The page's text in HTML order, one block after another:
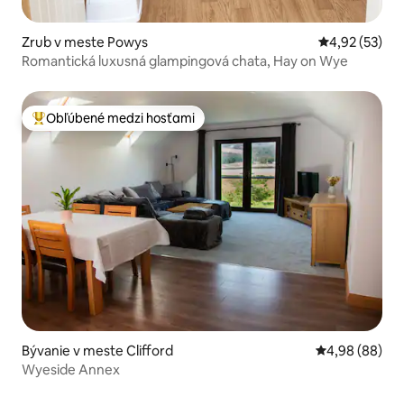
Zrub v meste Powys Priemerné
4,92 (53)
Romantická luxusná glampingová chata, Hay on Wye
Najobľúbenejšie medzi hosťami
Obľúbené medzi hosťami
Bývanie v meste Clifford Priemerné
4,98 (88)
Wyeside Annex